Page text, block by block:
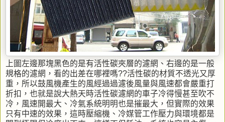
上圖左邊那塊黑色的是有活性碳夾層的濾網、右邊的是一般
規格的濾網，看的出差在哪裡嗎??活性碳的材質不透光又厚
重，所以鼓風機產生的風經過過濾後風量與風速都會嚴重打
折扣，也就是說大熱天時活性碳濾網的車子冷得慢甚至吹不
冷，風速開最大、冷氣系統明明也是摧最大，但實際的效果
只有中速的效果，這時壓縮機、冷媒管工作壓力與環境都是